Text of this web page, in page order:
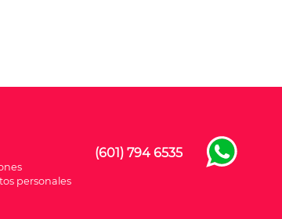
personales
(601) 794 6535